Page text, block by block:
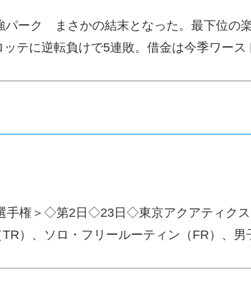
ーク まさかの結末となった。最下位の
テに逆転負けで5連敗。借金は今季ワース
手権＞◇第2日◇23日◇東京アクアティクス
）、ソロ・フリールーティン（FR）、男